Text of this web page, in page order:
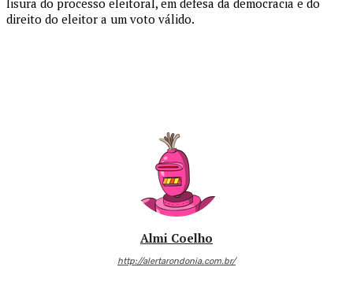
lisura do processo eleitoral, em defesa da democracia e do
direito do eleitor a um voto válido.
Almi Coelho
http://alertarondonia.com.br/